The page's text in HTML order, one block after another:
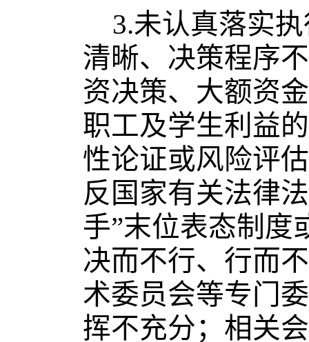
3.未认真落实
清晰、决策程序
资决策、大额资
职工及学生利益
性论证或风险评
反国家有关法律
手”末位表态制度
决而不行、行而
术委员会等专门
挥不充分；相关